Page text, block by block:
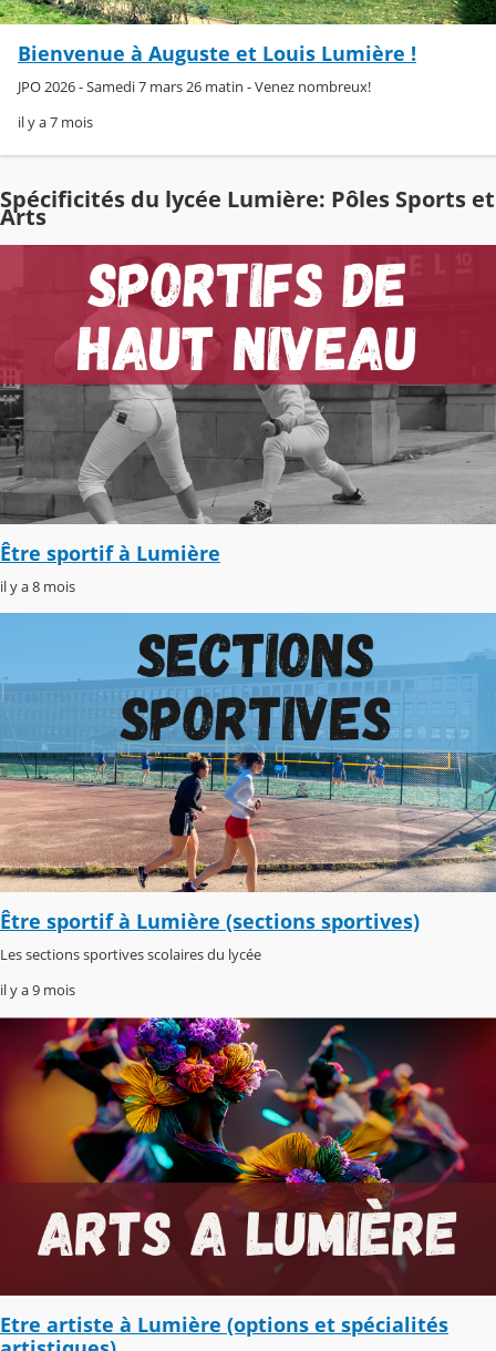
Bienvenue à Auguste et Louis Lumière !
JPO 2026 - Samedi 7 mars 26 matin - Venez nombreux!
il y a 7 mois
Spécificités du lycée Lumière: Pôles Sports et
Arts
Être sportif à Lumière
il y a 8 mois
Être sportif à Lumière (sections sportives)
Les sections sportives scolaires du lycée
il y a 9 mois
Etre artiste à Lumière (options et spécialités